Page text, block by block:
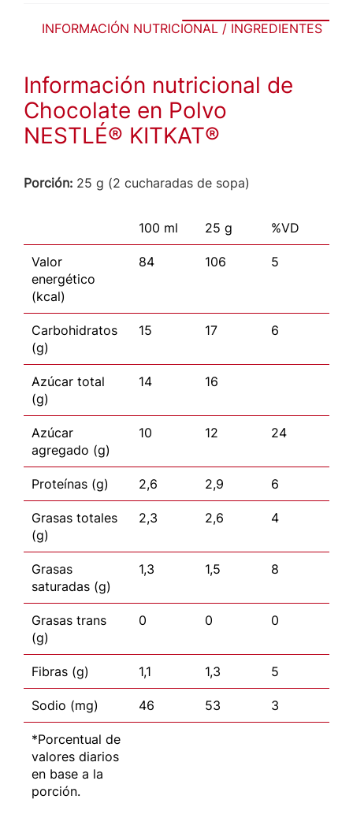
INFORMACIÓN NUTRICIONAL / INGREDIENTES
Información nutricional de
Chocolate en Polvo
NESTLÉ® KITKAT®
Porción: 25 g (2 cucharadas de sopa)
100 ml 25 g %VD
Valor
energético
(kcal)
84 106 5
Carbohidratos
(g)
15 17 6
Azúcar total
(g)
14 16
Azúcar
agregado (g)
10 12 24
Proteínas (g) 2,6 2,9 6
Grasas totales
(g)
2,3 2,6 4
Grasas
saturadas (g)
1,3 1,5 8
Grasas trans
(g)
0 0 0
Fibras (g) 1,1 1,3 5
Sodio (mg) 46 53 3
*Porcentual de
valores diarios
en base a la
porción.